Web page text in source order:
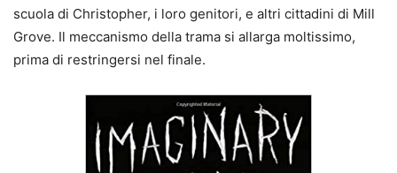
scuola di Christopher, i loro genitori, e altri cittadini di Mill
Grove. Il meccanismo della trama si allarga moltissimo,
prima di restringersi nel finale.